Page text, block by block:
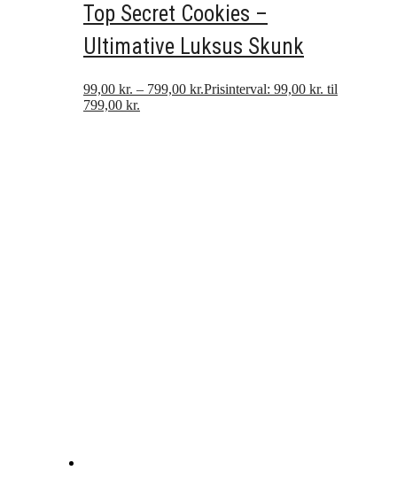
Top Secret Cookies –
Ultimative Luksus Skunk
99,00 kr. – 799,00 kr.Prisinterval: 99,00 kr. til
799,00 kr.